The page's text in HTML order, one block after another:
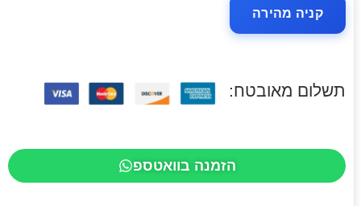
קניה מהירה
תשלום מאובטח:
הזמנה בוואטספ